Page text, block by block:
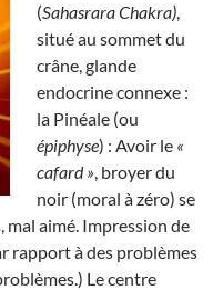
(Sahasrara Chakra)
situé au sommet du
crâne, glande
endocrine connexe :
la Pinéale (ou
épiphyse) : Avoir le «
cafard » , broyer du
noir (moral à zéro) se
aimé. Impression de
rapport à des problèmes
Le centre